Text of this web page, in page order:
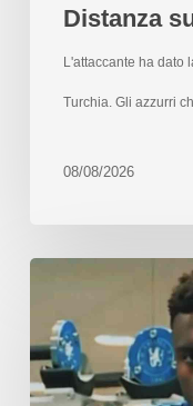
Distanza
L'attaccante ha dato
Turchia. Gli azzurri
08/08/2026